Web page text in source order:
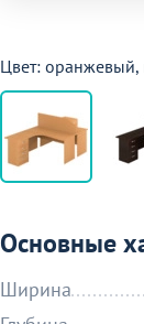
Цвет:
Основные
Ширина